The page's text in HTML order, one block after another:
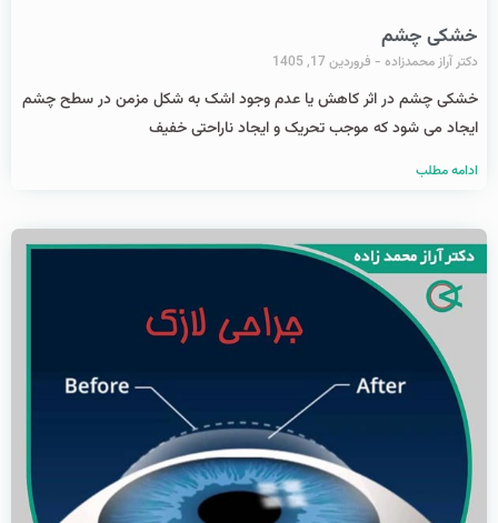
خشکی چشم
دکتر آراز محمدزاده فروردین 17, 1405
خشکی چشم در اثر کاهش یا عدم وجود اشک به شکل مزمن در سطح چشم
ایجاد می شود که موجب تحریک و ایجاد ناراحتی خفیف
ادامه مطلب